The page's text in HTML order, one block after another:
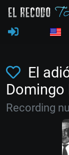
El
Domingo
Recording